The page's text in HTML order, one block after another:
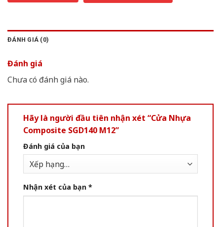
ĐÁNH GIÁ (0)
Đánh giá
Chưa có đánh giá nào.
Hãy là người đầu tiên nhận xét “Cửa Nhựa
Composite SGD140 M12”
Đánh giá của bạn
Nhận xét của bạn *